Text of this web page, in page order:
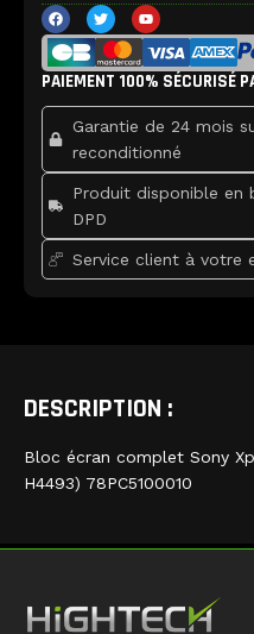
écran
complet
Sony
Xperia
XA2
Plus
(H3413,
H4413,
H4493)
Display
unit
complete
F
a
c
e
b
o
k
T
w
i
t
t
e
Y
o
u
t
u
b
PAIEMENT 100% SÉCURISÉ
Garantie de 24 mois
reconditionné
Produit disponible en
DPD
Service client à votre
DESCRIPTION :
Bloc écran complet Sony
H4493) 78PC5100010